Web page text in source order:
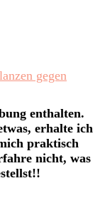
gegen
enthalten.
erhalte ich
praktisch
nicht, was